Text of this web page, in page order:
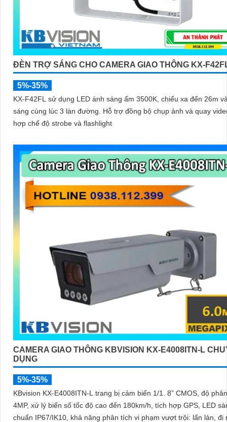
ĐÈN TRỢ SÁNG CHO CAMERA GIAO THÔNG KX-
5%-35%
KX-F42FL sử dụng LED ánh sáng ấm 3500K, chiếu xa đến 26m
sáng cùng lúc 3 làn đường. Hỗ trợ đồng bộ chụp ảnh và quay video, tích
hợp chế độ strobe và flashlight
CAMERA GIAO THÔNG KBVISION KX-E4008ITN-L
DỤNG
5%-35%
KBvision KX-E4008ITN-L trang bị cảm biến 1/1. 8” CMOS, độ
4MP, xử lý biển số tốc độ cao đến 180km/h, tích hợp GPS, LED
chuẩn IP67/IK10, khả năng phân tích vi phạm vượt trội: lấn làn, đi